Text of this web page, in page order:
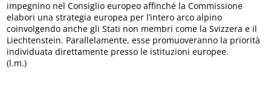
impegnino nel Consiglio europeo affinché la Commissione
elabori una strategia europea per l’intero arco alpino
coinvolgendo anche gli Stati non membri come la Svizzera e il
Liechtenstein. Parallelamente, esse promuoveranno la priorità
individuata direttamente presso le istituzioni europee.
(l.m.)